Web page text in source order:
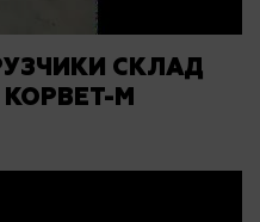
СКЛАД
М